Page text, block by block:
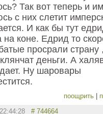
Так вот теперь и им
с них слетит
И как бы тут
на коне. Едрид то
просрали страну
деньги. А
Ну шаровары
поощрить
# 744664